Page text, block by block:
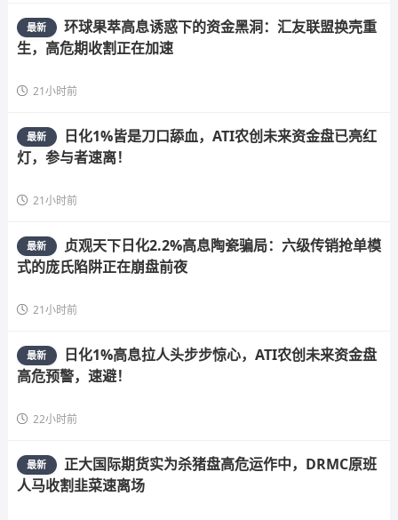
最新
环球果萃高息诱惑下的资金黑洞：汇友联盟换壳重
生，高危期收割正在加速
21小时前
最新
日化1%皆是刀口舔血，ATI农创未来资金盘已亮红
灯，参与者速离！
21小时前
最新
贞观天下日化2.2%高息陶瓷骗局：六级传销抢单模
式的庞氏陷阱正在崩盘前夜
21小时前
最新
日化1%高息拉人头步步惊心，ATI农创未来资金盘
高危预警，速避！
22小时前
最新
正大国际期货实为杀猪盘高危运作中，DRMC原班
人马收割韭菜速离场